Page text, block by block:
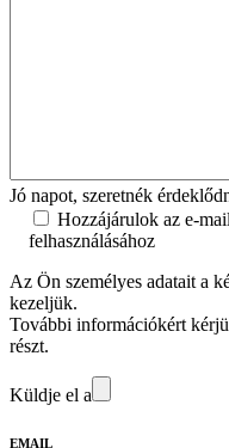
Jó napot, szeretnék
Hozzájárulok az e-
felhasználásához
Az Ön személyes adatait a
kezeljük.
További információkért
részt.
Küldje el a
EMAIL